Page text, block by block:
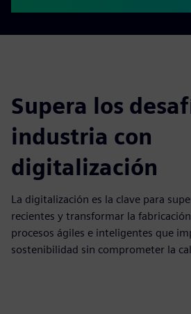
Supera los
industria con
digitalización
La digitalización es la clave para
recientes y transformar la
procesos ágiles e inteligentes que
sostenibilidad sin comprometer la